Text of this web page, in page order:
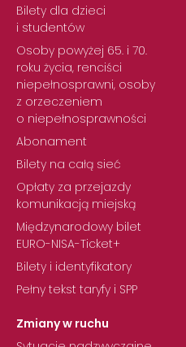
Bilety dla dzieci
i studentów
Osoby powyżej 65. i 70.
roku życia, renciści
niepełnosprawni, osoby
z orzeczeniem
o niepełnosprawności
Abonament
Bilety na całą sieć
Opłaty za przejazdy
komunikacją miejską
Międzynarodowy bilet
EURO-NISA-Ticket+
Bilety i identyfikatory
Pełny tekst taryfy i SPP
Zmiany w ruchu